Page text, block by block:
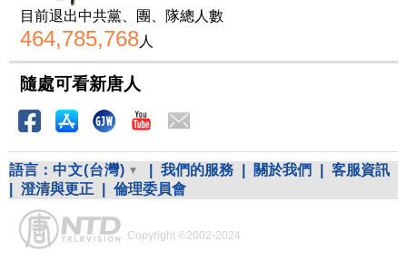
目前退出中共黨、團、隊總人數
464,785,768人
隨處可看新唐人
語言： 中文(台灣) 我們的服務 關於我們
客服資訊
澄清與更正 倫理委員會
Copyright ©2002-2024